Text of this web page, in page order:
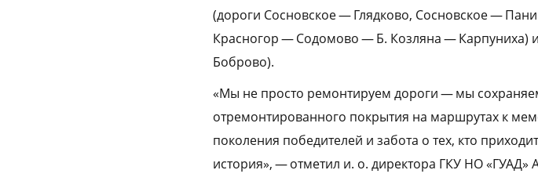
(дороги Сосновское — Глядково, Сосновское —
Красногор — Содомово — Б. Козляна — Карпуниха)
Боброво).
«Мы не просто ремонтируем дороги — мы
отремонтированного покрытия на маршрутах к
поколения победителей и забота о тех, кто
история», — отметил и. о. директора ГКУ НО «ГУАД»